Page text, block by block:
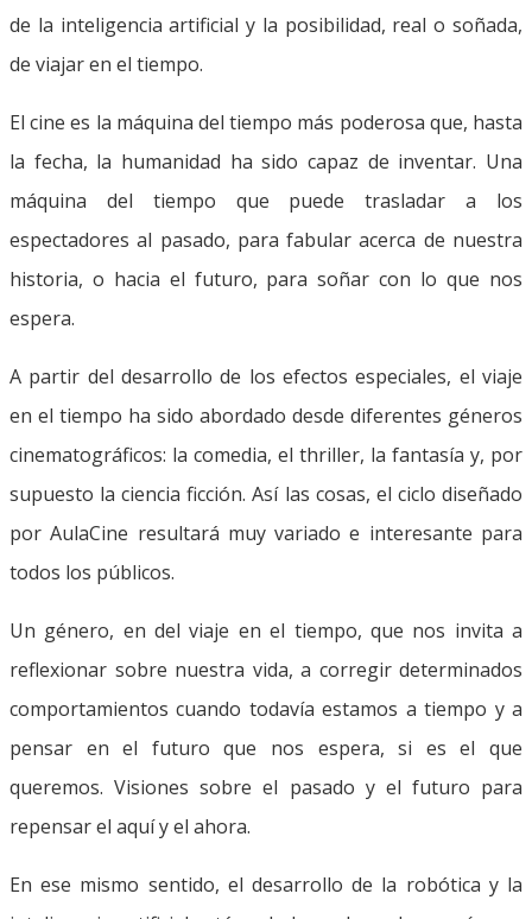
de la inteligencia artificial y la posibilidad, real o soñada,
de viajar en el tiempo.
El cine es la máquina del tiempo más poderosa que, hasta
la fecha, la humanidad ha sido capaz de inventar. Una
máquina del tiempo que puede trasladar a los
espectadores al pasado, para fabular acerca de nuestra
historia, o hacia el futuro, para soñar con lo que nos
espera.
A partir del desarrollo de los efectos especiales, el viaje
en el tiempo ha sido abordado desde diferentes géneros
cinematográficos: la comedia, el thriller, la fantasía y, por
supuesto la ciencia ficción. Así las cosas, el ciclo diseñado
por AulaCine resultará muy variado e interesante para
todos los públicos.
Un género, en del viaje en el tiempo, que nos invita a
reflexionar sobre nuestra vida, a corregir determinados
comportamientos cuando todavía estamos a tiempo y a
pensar en el futuro que nos espera, si es el que
queremos. Visiones sobre el pasado y el futuro para
repensar el aquí y el ahora.
En ese mismo sentido, el desarrollo de la robótica y la